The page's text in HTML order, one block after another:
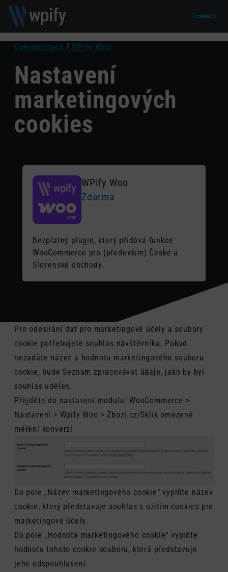
Dokumentace / WPify Woo
Nastavení
marketingových
cookies
WPify Woo
Zdarma
Bezplatný plugin, který přidává funkce
WooCommerce pro (především) České a
Slovenské obchody.
Pro odesílání dat pro marketingové účely a soubory
cookie potřebujete souhlas návštěvníka. Pokud
nezadáte název a hodnotu marketingového souboru
cookie, bude Seznam zpracovávat údaje, jako by byl
souhlas udělen.
Přejděte do nastavení modulu: WooCommerce >
Nastavení > Wpify Woo > Zbozi.cz/Sklik omezené
měření konverzí
Do pole „Název marketingového cookie“ vyplňte název
cookie, který představuje souhlas s užitím cookies pro
marketingové účely.
Do pole „Hodnota marketingového cookie“ vyplňte
hodnotu tohoto cookie souboru, která představuje
jeho odspouhlasení.